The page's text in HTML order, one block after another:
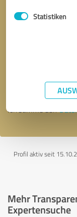
Statistiken
Ich stimme den
Profil aktiv seit
Mehr
Expertensuche